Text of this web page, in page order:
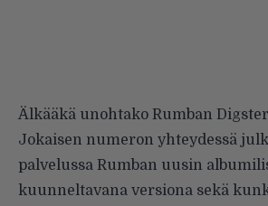
Älkääkä unohtako Rumban
Jokaisen numeron yhteydessä
palvelussa Rumban uusin
kuunneltavana versiona sekä